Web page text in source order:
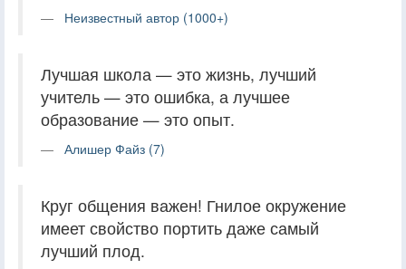
Неизвестный автор (1000+)
Лучшая школа — это жизнь, лучший
учитель — это ошибка, а лучшее
образование — это опыт.
Алишер Файз (7)
Круг общения важен! Гнилое окружение
имеет свойство портить даже самый
лучший плод.